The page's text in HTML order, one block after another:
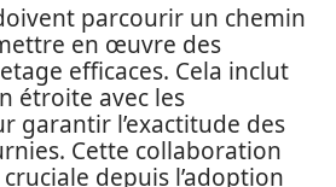
parcourir un chemin
en œuvre des
efficaces. Cela inclut
étroite avec les
garantir l’exactitude des
Cette collaboration
depuis l’adoption